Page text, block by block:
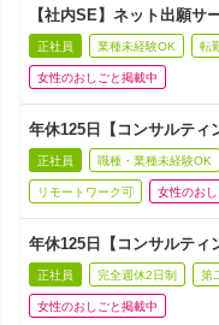
【社内SE】ネット出願
正社員 業種未経験OK 転
女性のおしごと掲載中
年休125日【コンサルテ
正社員 職種・業種未経験OK
リモートワーク可 女性のお
年休125日【コンサルテ
正社員 完全週休2日制 第
女性のおしごと掲載中